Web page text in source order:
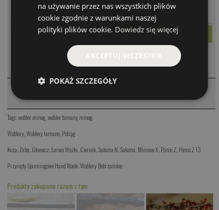
CENA
74.00 PLN PARAMETRY
KOMENTARZE ❮
Tagi:wobler minog,wobler łamany minog
Woblery ,Woblery łamane Pstrąg
Koza ,Żaba Głowacz Larwa Ważki Ciernik ,Sakana N ,Sakana Minnow X Panic Z Panic Z 13
Przynęty Spinningowe Hand Made ,Woblery Bobrzańskie
Produkty zakupione razem z tym
na używanie przez nas wszystkich plików
cookie zgodnie z warunkami naszej
polityki plików cookie. Dowiedz się więcej
AKCEPTUJ WSZYSTKIE
POKAŻ SZCZEGÓŁY